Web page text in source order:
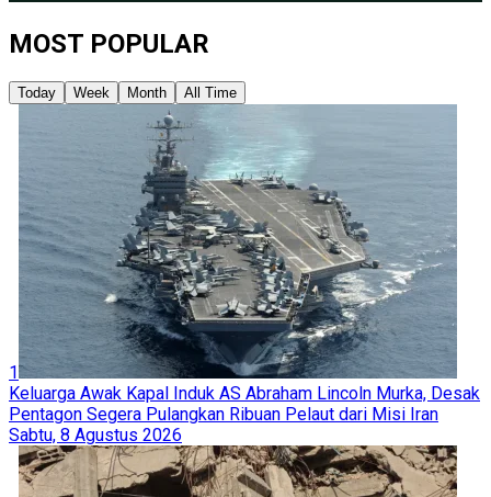
MOST POPULAR
Today Week Month All Time
1
Keluarga Awak Kapal Induk AS Abraham Lincoln Murka, Desak
Pentagon Segera Pulangkan Ribuan Pelaut dari Misi Iran
Sabtu, 8 Agustus 2026